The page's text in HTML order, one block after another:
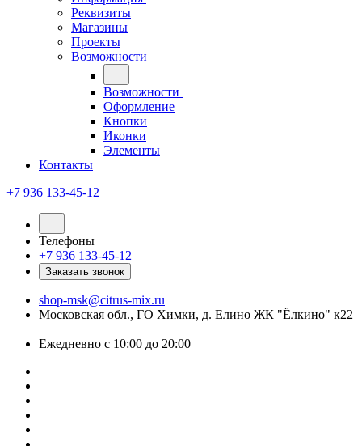
Реквизиты
Магазины
Проекты
Возможности
Возможности
Оформление
Кнопки
Иконки
Элементы
Контакты
+7 936 133-45-12
Телефоны
+7 936 133-45-12
Заказать звонок
shop-msk@citrus-mix.ru
Московская обл., ГО Химки, д. Елино ЖК "Ёлкино" к22
Ежедневно с 10:00 до 20:00